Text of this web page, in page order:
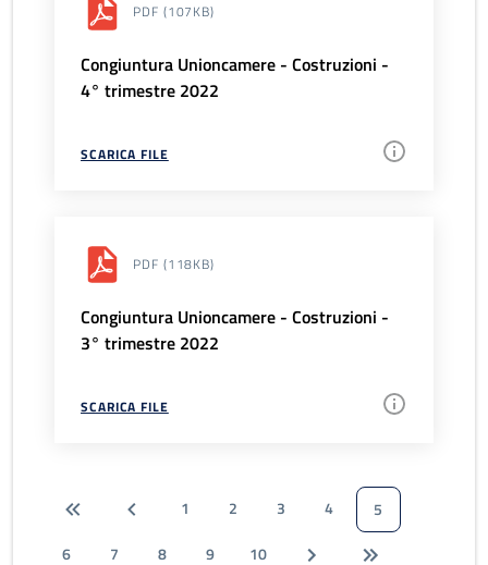
PDF (107KB)
Congiuntura Unioncamere - Costruzioni -
4° trimestre 2022
SCARICA FILE
PDF (118KB)
Congiuntura Unioncamere - Costruzioni -
3° trimestre 2022
SCARICA FILE
1 2 3 4
5
6
7 8 9 10